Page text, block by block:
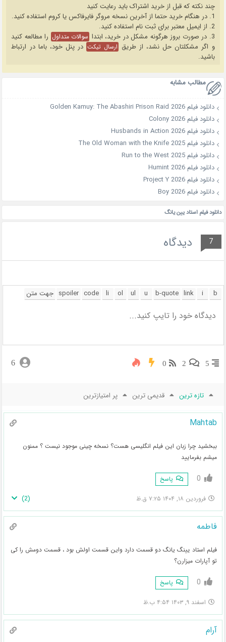
چند نکته که قبل از خرید اشتراک باید رعایت کنید
1. در هنگام خرید حتما از آخرین نسخه مروگر فایرفاکس یا کروم استفاده کنید.
2. از ایمیل معتبر برای ثبت نام استفاده کنید.
3. در صورت بروز هرگونه مشکل در خرید، ابتدا
سوالات متداول را مطالعه کنید
و اگر مشکلتان حل نشد، از طریق ارسال تیکت در پنل خود، باما در ارتباط
باشید.
مطالب مشابه
دانلود فیلم Golden Kamuy: The Abashiri Prison Raid 2026
دانلود فیلم Colony 2026
دانلود فیلم Husbands in Action 2026
دانلود فیلم The Old Woman with the Knife 2025
دانلود فیلم Run to the West 2025
دانلود فیلم Humint 2026
دانلود فیلم Project Y 2026
دانلود فیلم Boy 2026
دانلود فیلم استاد یین یانگ
7 دیدگاه
5
2
0
6
تازه ترین قدیمی ترین پر امتیازترین
Mahtab
ببخشید چرا زبان این فیلم انگلیسی هست؟ نسخه چینی موجود نیست ؟ ممنون
میشم بفرمایید
0 پاسخ
فروردین ۱۸, ۱۴۰۴ ۷:۲۵ ق.ظ (
2
)
فاطمه
فیلم استاد یینگ یانگ دو قسمت دارد واین قسمت اولش بود ، قسمت دومش را کی
تو آپارات میزارن؟
0 پاسخ
اسفند ۹, ۱۴۰۳ ۴:۵۴ ب.ظ
آرام